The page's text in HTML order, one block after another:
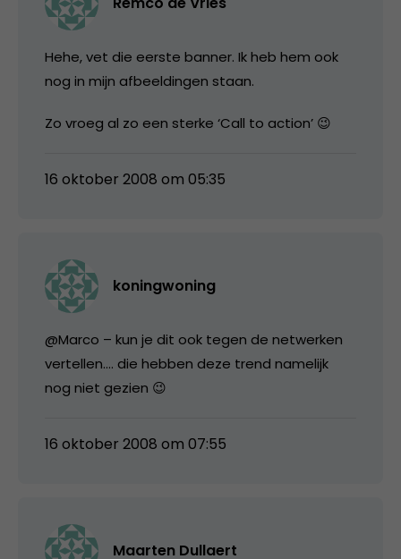
Hehe, vet die eerste banner. Ik heb hem ook
nog in mijn afbeeldingen staan.
Zo vroeg al zo een sterke ‘Call to action’ 😉
16 oktober 2008 om 05:35
koningwoning
@Marco – kun je dit ook tegen de netwerken
vertellen…. die hebben deze trend namelijk
nog niet gezien 😉
16 oktober 2008 om 07:55
Maarten Dullaert